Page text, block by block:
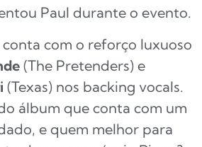
Paul durante o evento.
com o reforço luxuoso
(The Pretenders) e
(Texas) nos backing vocals.
álbum que conta com um
e quem melhor para